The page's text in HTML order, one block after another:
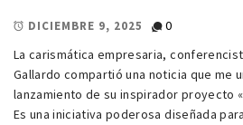
DICIEMBRE 9, 2025
0
La carismática empresaria,
Gallardo compartió una noticia que me
lanzamiento de su inspirador proyecto
Es una iniciativa poderosa diseñada